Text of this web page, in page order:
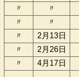
〃
〃
〃
〃
〃
2月13日
〃
2月26日
〃
4月17日